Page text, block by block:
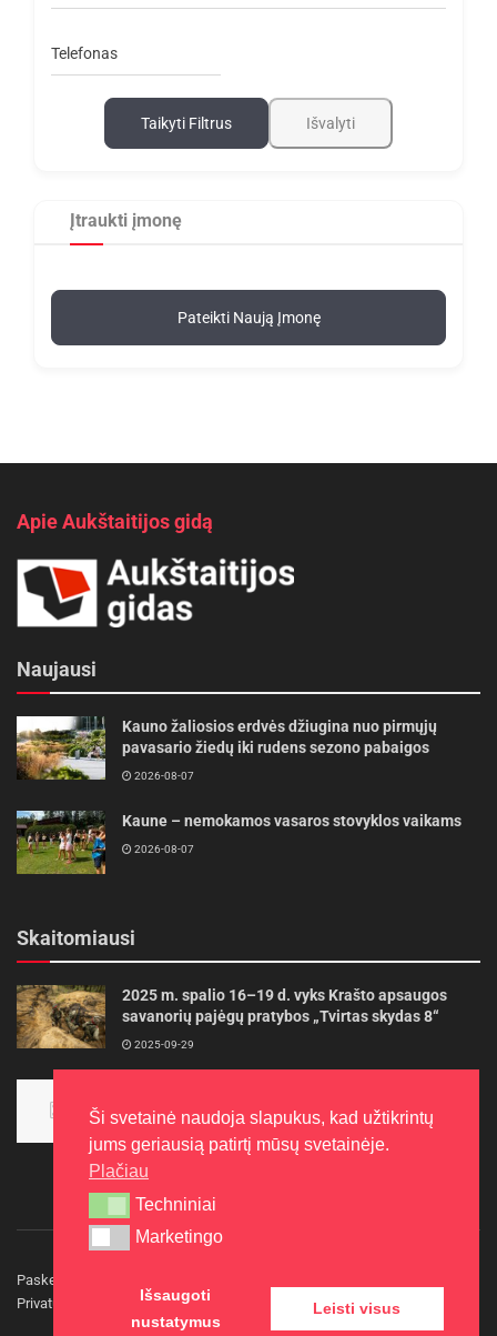
Telefonas
Taikyti Filtrus Išvalyti
Įtraukti įmonę
Pateikti Naują Įmonę
Apie Aukštaitijos gidą
Naujausi
Kauno žaliosios erdvės džiugina nuo pirmųjų
pavasario žiedų iki rudens sezono pabaigos
2026-08-07
Kaune – nemokamos vasaros stovyklos vaikams
2026-08-07
Skaitomiausi
2025 m. spalio 16–19 d. vyks Krašto apsaugos
savanorių pajėgų pratybos „Tvirtas skydas 8“
2025-09-29
aukso
2015-10-30
Paskelbkite naujieną
Privatumo politika
Kontaktai
Ši svetainė naudoja slapukus, kad užtikrintų
jums geriausią patirtį mūsų svetainėje.
Plačiau
Techniniai
Techniniai
Marketingo
Marketingo
Išsaugoti
nustatymus
Leisti visus